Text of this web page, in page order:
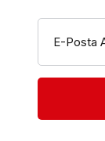
E-Posta